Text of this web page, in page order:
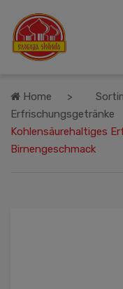
Home
Erfrischungsgetränke
Kohlensäurehaltiges
Birnengeschmack